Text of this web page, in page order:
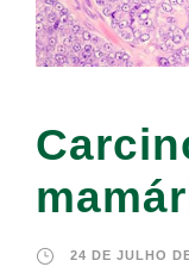
24 DE JULHO